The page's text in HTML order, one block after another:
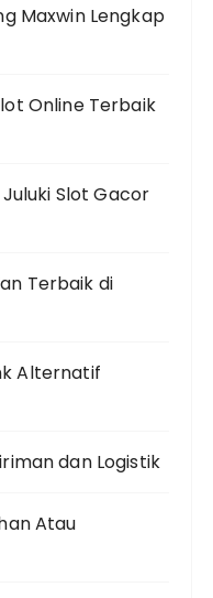
Maxwin Lengkap
Online Terbaik
Slot Gacor
Terbaik di
Alternatif
dan Logistik
Atau